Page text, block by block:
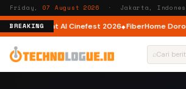
Friday, 07 August 2026 · Jakarta,
BREAKING
AI lewat AI Cinefest 2026 FiberHome
⌕